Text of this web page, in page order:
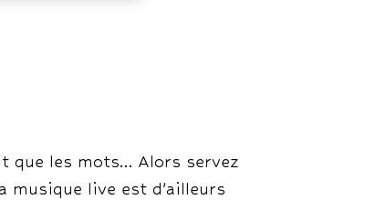
que les mots… Alors servez
musique live est d’ailleurs